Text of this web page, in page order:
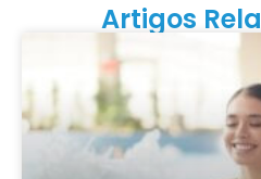
Artigos